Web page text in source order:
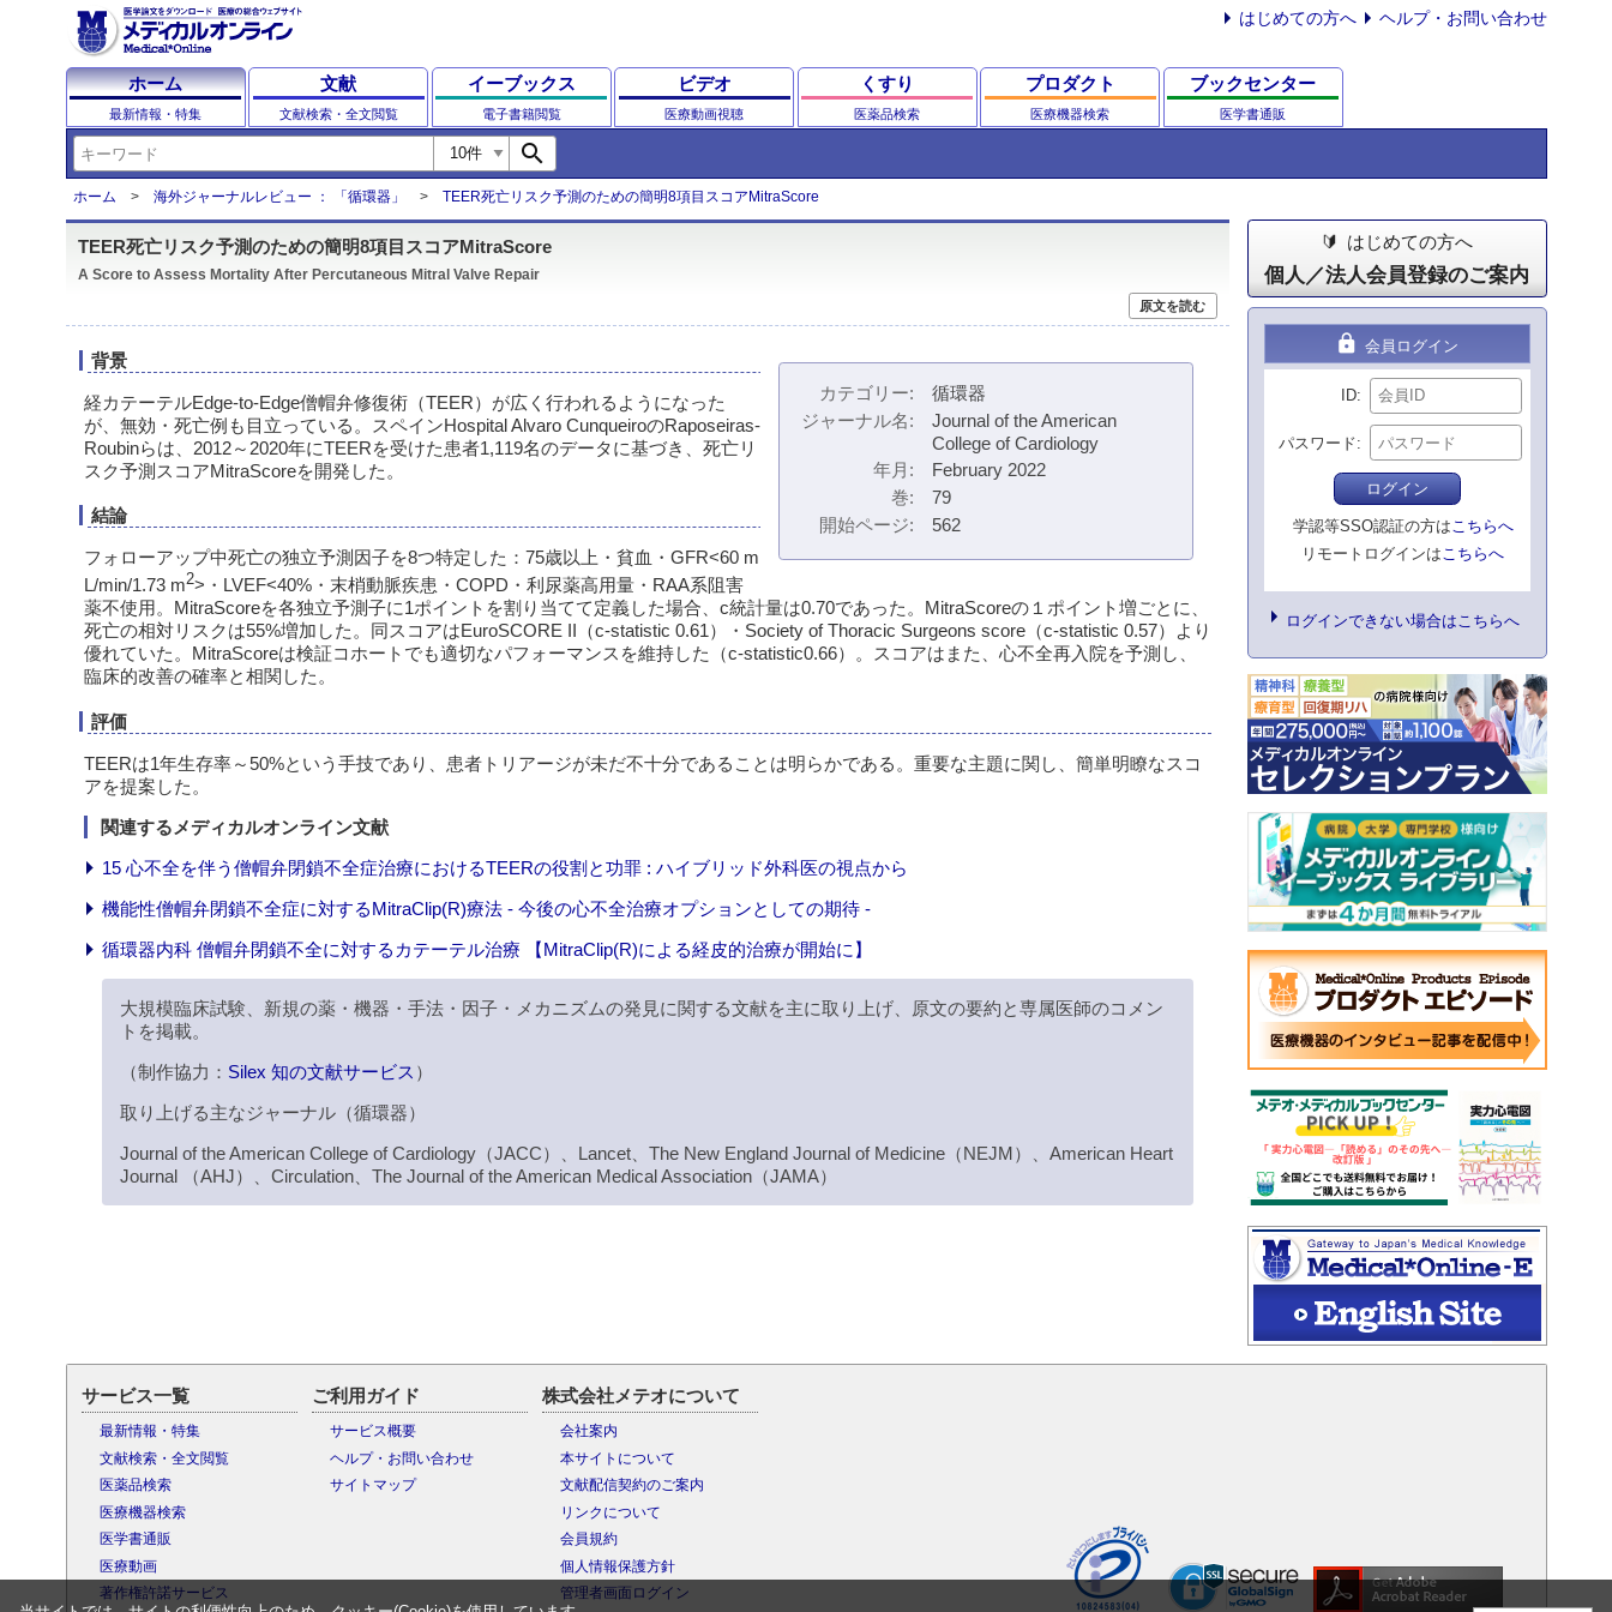
はじめての方へ ヘルプ・お問い合わせ
ホーム
最新情報・特集
文献
文献検索・全文閲覧
イーブックス
電子書籍閲覧
ビデオ
医療動画視聴
くすり
医薬品検索
プロダクト
医療機器検索
ブックセンター
医学書通販
search
ホーム 海外ジャーナルレビュー ： 「循環器」 TEER死亡リスク予測のための簡明8項目スコアMitraScore
TEER死亡リスク予測のための簡明8項目スコアMitraScore
A Score to Assess Mortality After Percutaneous Mitral Valve Repair
原文を読む
カテゴリー
循環器
ジャーナル名
Journal of the American
College of Cardiology
年月
February 2022
巻
79
開始ページ
562
背景
経カテーテルEdge-to-Edge僧帽弁修復術（TEER）が広く行われるようになった
が、無効・死亡例も目立っている。スペインHospital Alvaro CunqueiroのRaposeiras-
Roubinらは、2012～2020年にTEERを受けた患者1,119名のデータに基づき、死亡リ
スク予測スコアMitraScoreを開発した。
結論
フォローアップ中死亡の独立予測因子を8つ特定した：75歳以上・貧血・GFR<60 m
L/min/1.73 m2>・LVEF<40%・末梢動脈疾患・COPD・利尿薬高用量・RAA系阻害
薬不使用。MitraScoreを各独立予測子に1ポイントを割り当てて定義した場合、c統計量は0.70であった。MitraScoreの１ポイント増ごとに、
死亡の相対リスクは55%増加した。同スコアはEuroSCORE II（c-statistic 0.61）・Society of Thoracic Surgeons score（c-statistic 0.57）より
優れていた。MitraScoreは検証コホートでも適切なパフォーマンスを維持した（c-statistic0.66）。スコアはまた、心不全再入院を予測し、
臨床的改善の確率と相関した。
評価
TEERは1年生存率～50%という手技であり、患者トリアージが未だ不十分であることは明らかである。重要な主題に関し、簡単明瞭なスコ
アを提案した。
関連するメディカルオンライン文献
15 心不全を伴う僧帽弁閉鎖不全症治療におけるTEERの役割と功罪 : ハイブリッド外科医の視点から
機能性僧帽弁閉鎖不全症に対するMitraClip(R)療法 - 今後の心不全治療オプションとしての期待 -
循環器内科 僧帽弁閉鎖不全に対するカテーテル治療 【MitraClip(R)による経皮的治療が開始に】
大規模臨床試験、新規の薬・機器・手法・因子・メカニズムの発見に関する文献を主に取り上げ、原文の要約と専属医師のコメン
トを掲載。
（制作協力： Silex 知の文献サービス ）
取り上げる主なジャーナル（循環器）
Journal of the American College of Cardiology（JACC）、Lancet、The New England Journal of Medicine（NEJM）、American Heart
Journal （AHJ）、Circulation、The Journal of the American Medical Association（JAMA）
はじめての方へ
個人／法人会員登録のご案内
lock 会員ログイン
ID
パスワード
ログイン
学認等SSO認証の方はこちらへ
リモートログインはこちらへ
ログインできない場合はこちらへ
サービス一覧
最新情報・特集
文献検索・全文閲覧
医薬品検索
医療機器検索
医学書通販
医療動画
著作権許諾サービス
ご利用ガイド
サービス概要
ヘルプ・お問い合わせ
サイトマップ
株式会社メテオについて
会社案内
本サイトについて
文献配信契約のご案内
リンクについて
会員規約
個人情報保護方針
管理者画面ログイン